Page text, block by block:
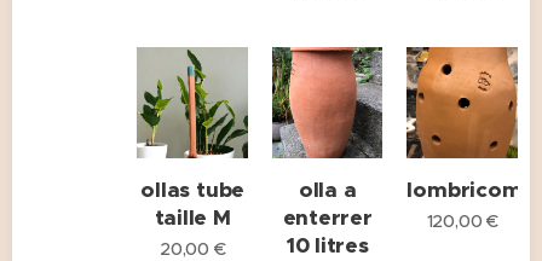
ollas tube
taille M
20,00 €
olla a
enterrer
10 litres
120,00 €